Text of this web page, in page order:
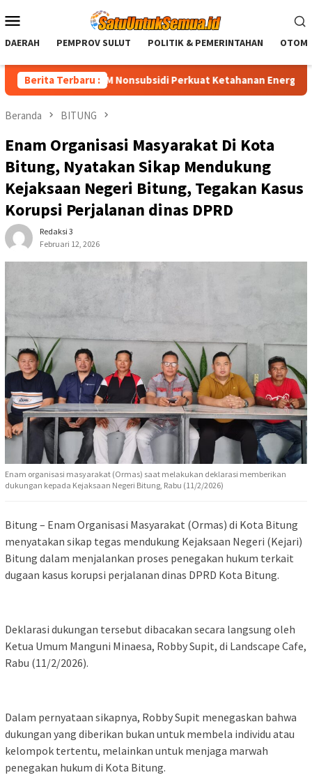
ke
Mobile
DAERAH PEMPROV SULUT POLITIK & PEMERINTAHAN
Berita Terbaru :
BBM Nonsubsidi Perkuat Ketahanan Energi Nasional
Beranda BITUNG
Enam Organisasi Masyarakat Di Kota
Bitung, Nyatakan Sikap Mendukung
Kejaksaan Negeri Bitung, Tegakan Kasus
Korupsi Perjalanan dinas DPRD
Redaksi 3
Februari 12, 2026
Enam organisasi masyarakat (Ormas) saat melakukan deklarasi memberikan
dukungan kepada Kejaksaan Negeri Bitung, Rabu (11/2/2026)
Bitung – Enam Organisasi Masyarakat (Ormas) di Kota Bitung
menyatakan sikap tegas mendukung Kejaksaan Negeri (Kejari)
Bitung dalam menjalankan proses penegakan hukum terkait
dugaan kasus korupsi perjalanan dinas DPRD Kota Bitung.
Deklarasi dukungan tersebut dibacakan secara langsung oleh
Ketua Umum Manguni Minaesa, Robby Supit, di Landscape Cafe,
Rabu (11/2/2026).
Dalam pernyataan sikapnya, Robby Supit menegaskan bahwa
dukungan yang diberikan bukan untuk membela individu atau
kelompok tertentu, melainkan untuk menjaga marwah
penegakan hukum di Kota Bitung.